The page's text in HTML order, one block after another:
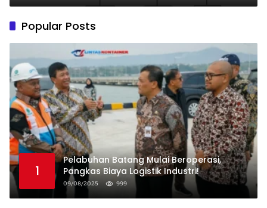
Popular Posts
1
Pelabuhan Batang Mulai Beroperasi,
Pangkas Biaya Logistik Industri!
09/08/2025 999